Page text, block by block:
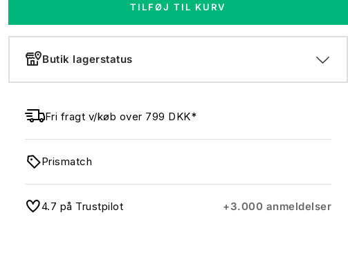
TILFØJ TIL KURV
Butik lagerstatus
Fri fragt v/køb over 799 DKK*
Prismatch
4.7 på Trustpilot +3.000 anmeldelser